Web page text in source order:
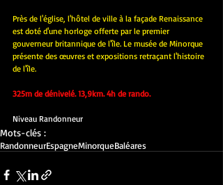
Près de l'église, l'hôtel de ville à la façade Renaissance
est doté d'une horloge offerte par le premier
gouverneur britannique de l'île. Le musée de Minorque
présente des œuvres et expositions retraçant l'histoire
de l'île.
325m de dénivelé. 13,9km. 4h de rando.
Niveau Randonneur
Mots-clés :
RandonneurEspagneMinorqueBaléares